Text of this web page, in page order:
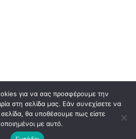
By
Όροι Χρήσης
Προστασία Δεδομένων
για να σας προσφέρουμε την
στη σελίδα μας. Εάν συνεχίσετε να
σελίδα, θα υποθέσουμε πως είστε
με αυτό.